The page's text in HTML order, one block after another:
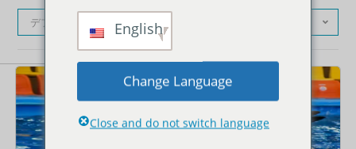
デフォルト表示 English
Change Language
Close and do not switch language